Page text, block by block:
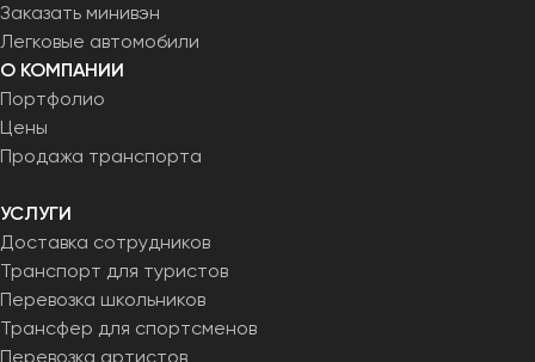
Заказать минивэн
Легковые автомобили
О КОМПАНИИ
Портфолио
Цены
Продажа транспорта
УСЛУГИ
Доставка сотрудников
Транспорт для туристов
Перевозка школьников
Трансфер для спортсменов
Перевозка артистов